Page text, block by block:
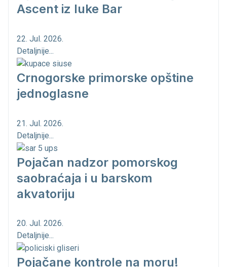
Ascent iz luke Bar
22. Jul. 2026.
Detaljnije...
Crnogorske primorske opštine
jednoglasne
21. Jul. 2026.
Detaljnije...
Pojačan nadzor pomorskog
saobraćaja i u barskom
akvatoriju
20. Jul. 2026.
Detaljnije...
Pojačane kontrole na moru!